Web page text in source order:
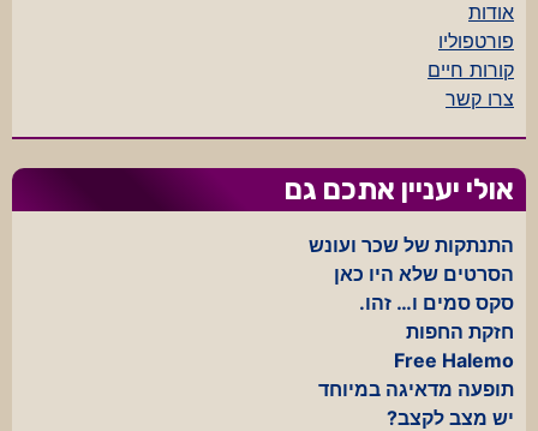
אודות
פורטפוליו
קורות חיים
צרו קשר
אולי יעניין אתכם גם
התנתקות של שכר ועונש
הסרטים שלא היו כאן
סקס סמים ו… זהו.
חזקת החפות
Free Halemo
תופעה מדאיגה במיוחד
יש מצב לקצב?